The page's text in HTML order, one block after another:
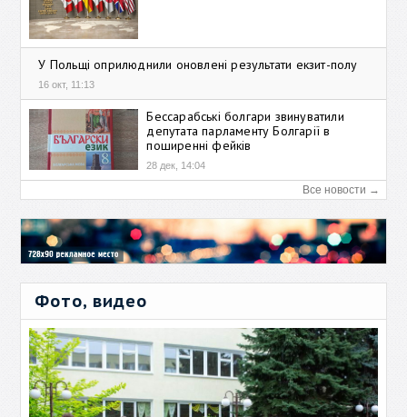
У Польщі оприлюднили оновлені результати екзит-полу
16 окт, 11:13
Бессарабські болгари звинуватили
депутата парламенту Болгарії в
поширенні фейків
28 дек, 14:04
Все новости →
Фото, видео